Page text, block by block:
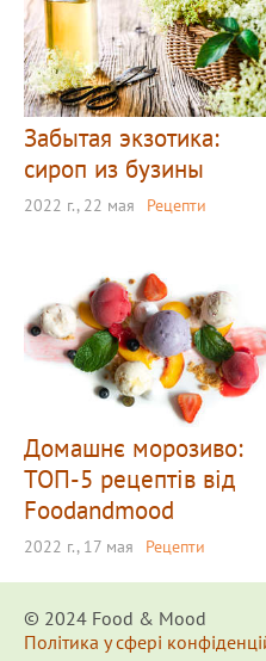
Забытая экзотика:
сироп из бузины
2022 г., 22 мая Рецепти
Домашнє морозиво:
ТОП-5 рецептів від
Foodandmood
2022 г., 17 мая Рецепти
© 2024 Food & Мood
Політика у сфері